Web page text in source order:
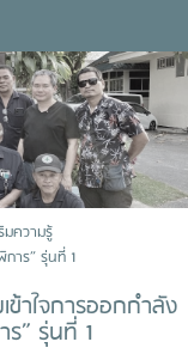
มความรู้
าร” รุ่นที่ 1
ข้าใจการออกกำลัง
” รุ่นที่ 1